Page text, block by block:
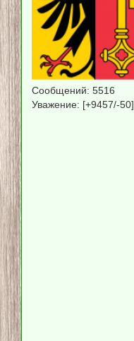
Сообщений: 5516
Уважение: [+9457/-50]